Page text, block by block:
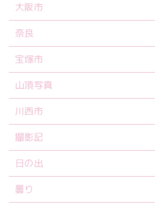
大阪市
奈良
宝塚市
山頂写真
川西市
撮影記
日の出
曇り